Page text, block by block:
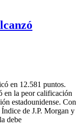
en 12.581 puntos.
en la peor calificación
estadounidense. Con
de J.P. Morgan y
debe